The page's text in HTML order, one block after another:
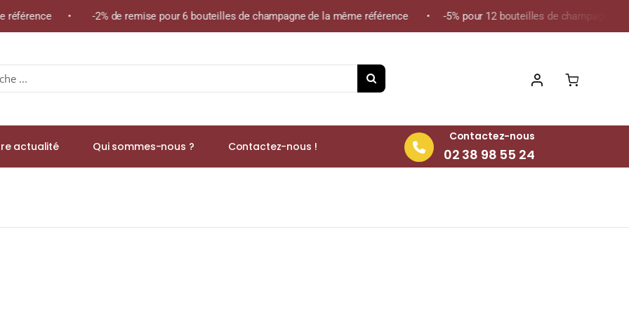
• -2% de remise pour 6 bouteilles de champagne de la même référence • -5% pour 12 bouteilles de champagne de la
actualité Qui sommes-nous ? Contactez-nous !
Contactez-nous
02 38 98 55 24